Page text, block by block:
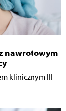
nawrotowym
klinicznym III